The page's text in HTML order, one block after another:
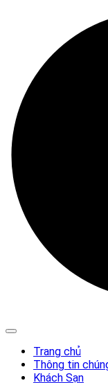
Trang chủ
Thông tin
Khách Sạn